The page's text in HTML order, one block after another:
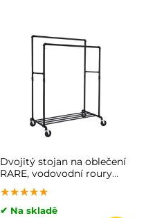
Dvojitý stojan na oblečení
RARE, vodovodní roury
100x59x162cm, černá
★★★★★
★★★★★
★★★★★
✔ Na skladě